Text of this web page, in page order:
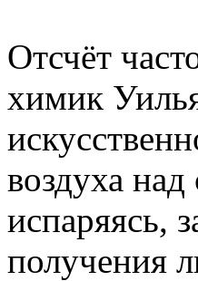
Отсчёт
химик
воздуха
испаряясь,
получения